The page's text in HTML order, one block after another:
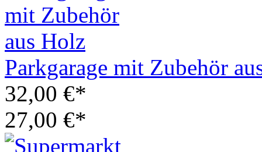
Parkgarage mit Zubehör
32,00 €*
27,00 €*